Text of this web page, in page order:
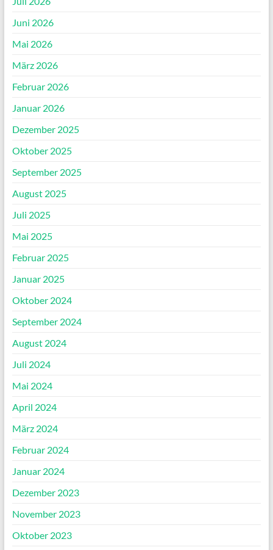
Juni 2026
Mai 2026
März 2026
Februar 2026
Januar 2026
Dezember 2025
Oktober 2025
September 2025
August 2025
Juli 2025
Mai 2025
Februar 2025
Januar 2025
Oktober 2024
September 2024
August 2024
Juli 2024
Mai 2024
April 2024
März 2024
Februar 2024
Januar 2024
Dezember 2023
November 2023
Oktober 2023